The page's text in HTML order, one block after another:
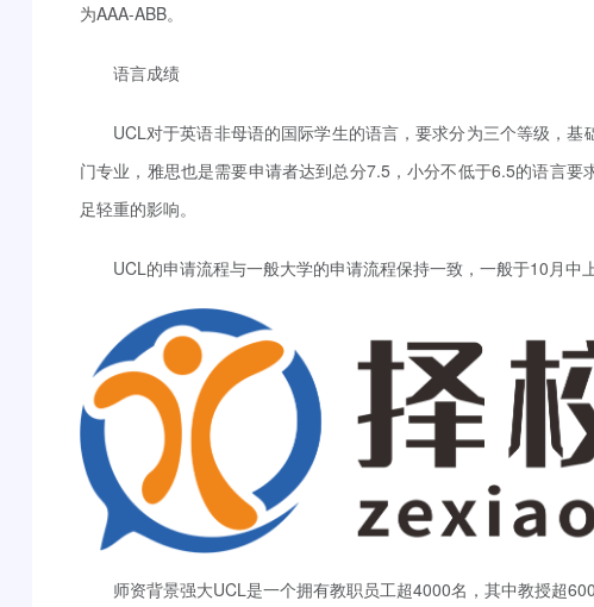
为AAA-ABB。
语言成绩
UCL对于英语非母语的国际学生的语言，要求分为三个等级，
门专业，雅思也是需要申请者达到总分7.5，小分不低于6.5的语言
足轻重的影响。
UCL的申请流程与一般大学的申请流程保持一致，一般于10月中
师资背景强大UCL是一个拥有教职员工超4000名，其中教授超600
生活和一住宿篇，UCLA宿舍是需要再拿到offer进行申请的，一
也可以再申请，不过可能需要在waiting list里面等待。
伦敦大学学院主校区周围有多个地铁和巴士站，紧邻伦敦的交通